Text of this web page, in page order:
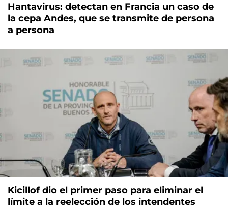
Hantavirus: detectan en Francia un caso de
la cepa Andes, que se transmite de persona
a persona
Kicillof dio el primer paso para eliminar el
límite a la reelección de los intendentes